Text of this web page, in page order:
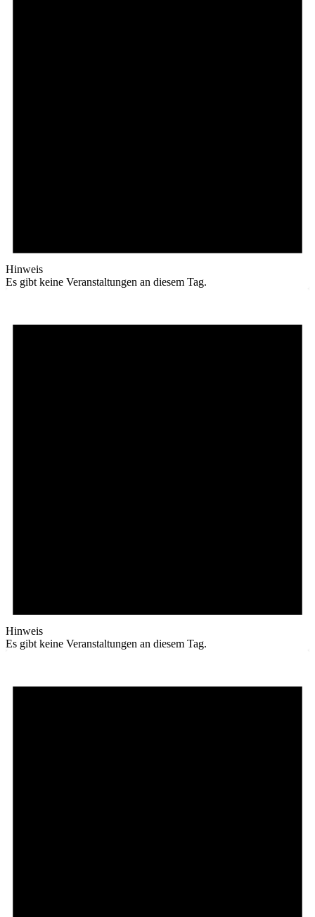
Hinweis
Es gibt keine Veranstaltungen an diesem Tag.
Hinweis
Es gibt keine Veranstaltungen an diesem Tag.